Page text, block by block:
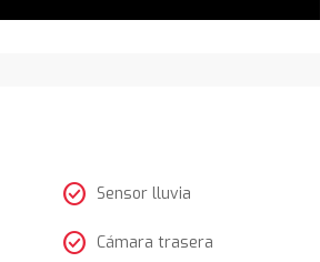
check_circle Sensor lluvia
check_circle Cámara trasera